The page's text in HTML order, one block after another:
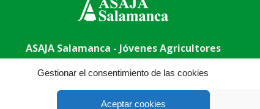
Gestionar el consentimiento de las cookies
Aceptar cookies
ASAJA Salamanca - Jóvenes Agricultores